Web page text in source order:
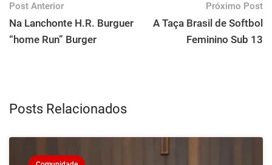
Post Anterior
Na Lanchonte H.R. Burguer
“home Run” Burger
Próximo Post
A Taça Brasil de Softbol
Feminino Sub 13
Posts Relacionados